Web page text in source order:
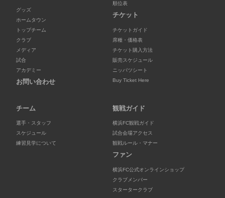
グッズ
ホームタウン
トップチーム
クラブ
メディア
試合
アカデミー
お問い合わせ
順位表
チケット
チケットガイド
席種・価格表
チケット購入方法
販売スケジュール
ニッパツシート
Buy Ticket Here
チーム
選手・スタッフ
スケジュール
練習見学について
観戦ガイド
横浜FC観戦ガイド
試合会場アクセス
観戦ルール・マナー
ファン
横浜FC公式オンラインショップ
クラブメンバー
スタータークラブ